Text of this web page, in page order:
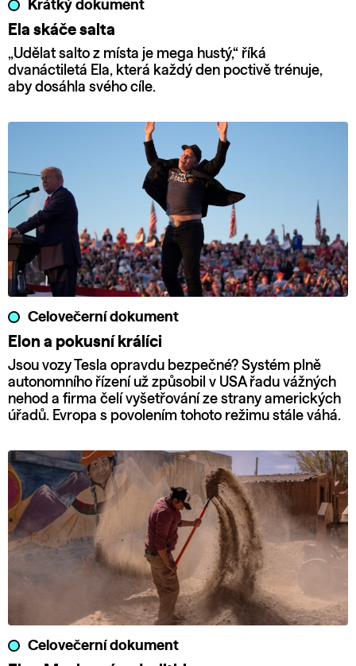
Krátký dokument
Ela skáče salta
„Udělat salto z místa je mega hustý,“ říká
dvanáctiletá Ela, která každý den poctivě trénuje,
aby dosáhla svého cíle.
Celovečerní dokument
Elon a pokusní králíci
Jsou vozy Tesla opravdu bezpečné? Systém plně
autonomního řízení už způsobil v USA řadu vážných
nehod a firma čelí vyšetřování ze strany amerických
úřadů. Evropa s povolením tohoto režimu stále váhá.
Celovečerní dokument